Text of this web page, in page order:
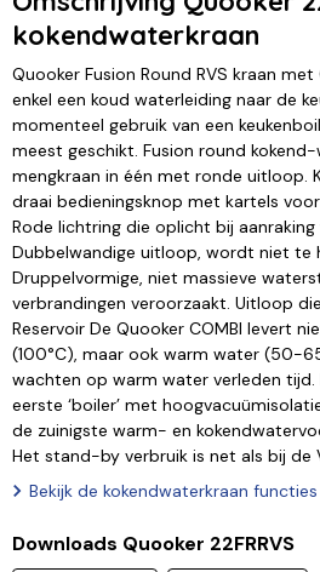
kokendwaterkraan
Quooker Fusion Round RVS kraan
enkel een koud waterleiding naar de
momenteel gebruik van een
meest geschikt. Fusion round
mengkraan in één met ronde uitloop.
draai bedieningsknop met kartels
Rode lichtring die oplicht bij aanraking
Dubbelwandige uitloop, wordt niet te
Druppelvormige, niet massieve
verbrandingen veroorzaakt. Uitloop
Reservoir De Quooker COMBI levert
(100°C), maar ook warm water (50-
wachten op warm water verleden tijd.
eerste ‘boiler’ met
de zuinigste warm- en
Het stand-by verbruik is net als bij de
Bekijk de kokendwaterkraan functies
Downloads Quooker 22FRRVS